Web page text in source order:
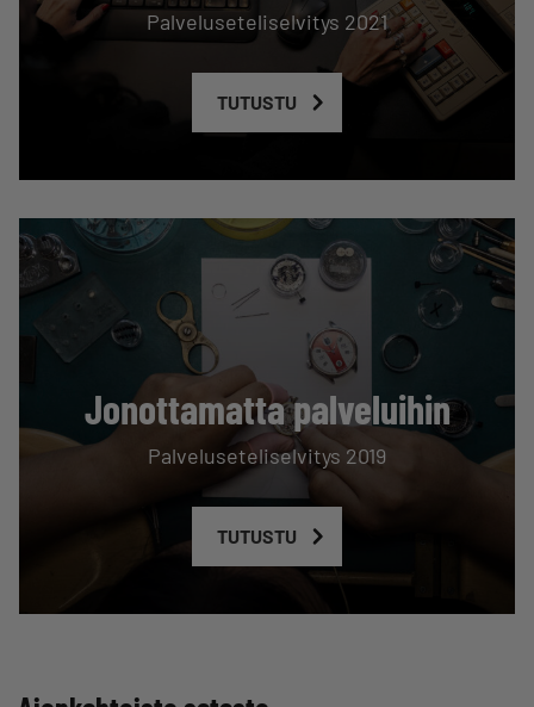
Palveluseteliselvitys 2021
TUTUSTU
Jonottamatta palveluihin
Palveluseteliselvitys 2019
TUTUSTU